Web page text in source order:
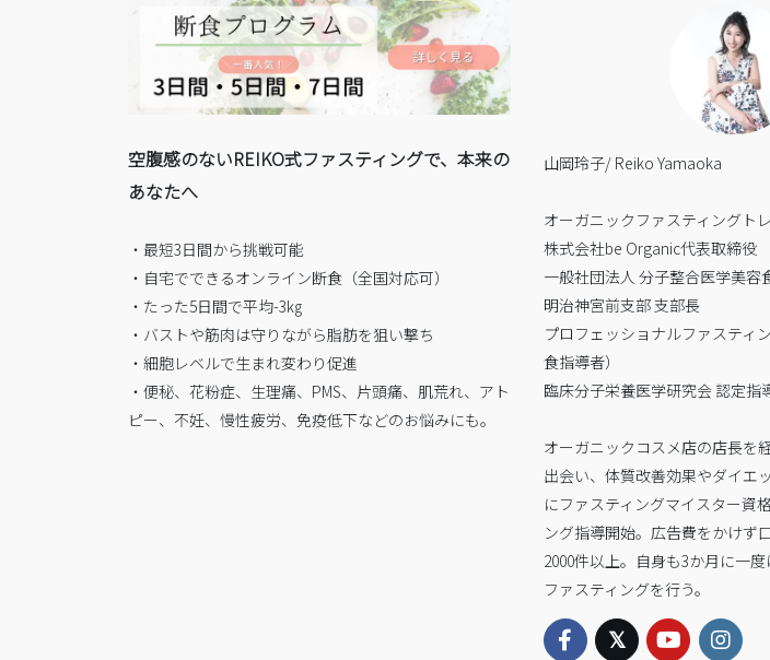
空腹感のないREIKO式ファスティングで、本来の
あなたへ
・最短3日間から挑戦可能
・自宅でできるオンライン断食（全国対応可）
・たった5日間で平均-3㎏
・バストや筋肉は守りながら脂肪を狙い撃ち
・細胞レベルで生まれ変わり促進
・便秘、花粉症、生理痛、PMS、片頭痛、肌荒れ、アト
ピー、不妊、慢性疲労、免疫低下などのお悩みにも。
山岡玲子/ Reiko Yamaoka
オーガニックファスティングト
株式会社be Organic代表取締役
一般社団法人 分子整合医学美容
明治神宮前支部 支部長
プロフェッショナルファスティ
食指導者）
臨床分子栄養医学研究会 認定指
オーガニックコスメ店の店長を
出会い、体質改善効果やダイエ
にファスティングマイスター資
ング指導開始。広告費をかけず
2000件以上。自身も3か月に一
ファスティングを行う。